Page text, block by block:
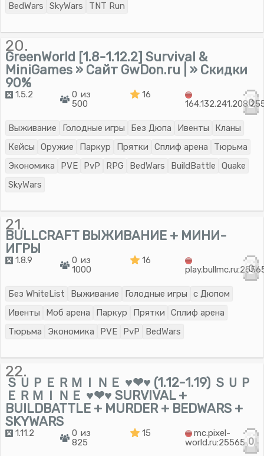
BedWars
SkyWars TNT Run
20.
GreenWorld [1.8-1.12.2] Survival &
MiniGames » Сайт GwDon.ru | » Скидки
90%
1.5.2
0 из
500
16
0
Выживание Голодные игры Без Дюпа Ивенты
Кланы
Кейсы
Оружие Паркур Прятки Сплиф арена
Тюрьма
Экономика
PVE PvP RPG BedWars BuildBattle
Quake
SkyWars
21.
BULLCRAFT ВЫЖИВАНИЕ + МИНИ-
ИГРЫ
1.8.9
0 из
1000
16
0
Без WhiteList Выживание Голодные игры
с Дюпом
Ивенты
Моб арена Паркур Прятки
Сплиф арена
Тюрьма
Экономика PVE PvP BedWars
22.
ＳＵＰＥＲＭＩＮＥ ♥❤♥ (1.12-1.19) ＳＵＰ
ＥＲＭＩＮＥ ♥❤♥ SURVIVAL +
BUILDBATTLE + MURDER + BEDWARS +
SKYWARS
1.11.2
0 из
825
15
mc.pixel-
world.ru:25565 0